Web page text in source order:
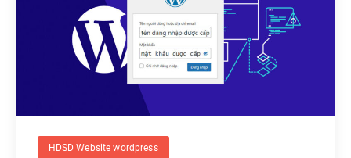
HDSD Website wordpress